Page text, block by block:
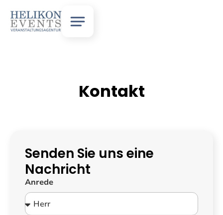
Kontakt
Senden Sie uns eine
Nachricht
Anrede